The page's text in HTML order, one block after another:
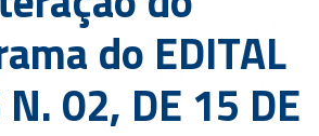
do EDITAL
02, DE 15 DE